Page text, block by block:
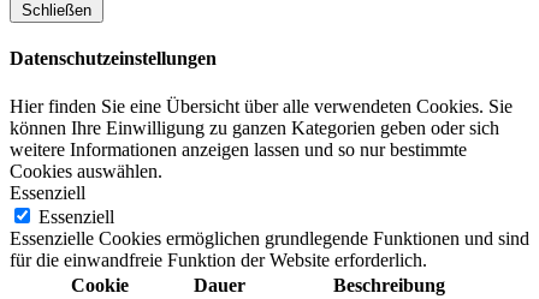
Schließen
Datenschutzeinstellungen
Hier finden Sie eine Übersicht über alle verwendeten Cookies. Sie
können Ihre Einwilligung zu ganzen Kategorien geben oder sich
weitere Informationen anzeigen lassen und so nur bestimmte
Cookies auswählen.
Essenziell
Essenziell
Essenzielle Cookies ermöglichen grundlegende Funktionen und sind
für die einwandfreie Funktion der Website erforderlich.
Cookie
Dauer Beschreibung